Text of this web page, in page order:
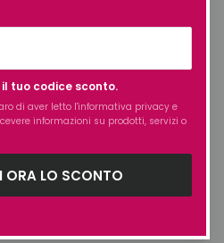
ORA LO SCONTO
tuo codice sconto.
di aver letto l'informativa privacy e
informazioni su prodotti, servizi o
regolare la produzione di sebo
regolatore favorisce
della secrezione
funzionamento, per una
sulla cute.